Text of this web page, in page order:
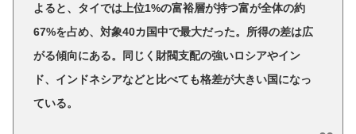
よると、タイでは上位1%の富裕層が持つ富が全体の約
67%を占め、対象40カ国中で最大だった。所得の差は広
がる傾向にある。同じく財閥支配の強いロシアやイン
ド、インドネシアなどと比べても格差が大きい国になっ
ている。